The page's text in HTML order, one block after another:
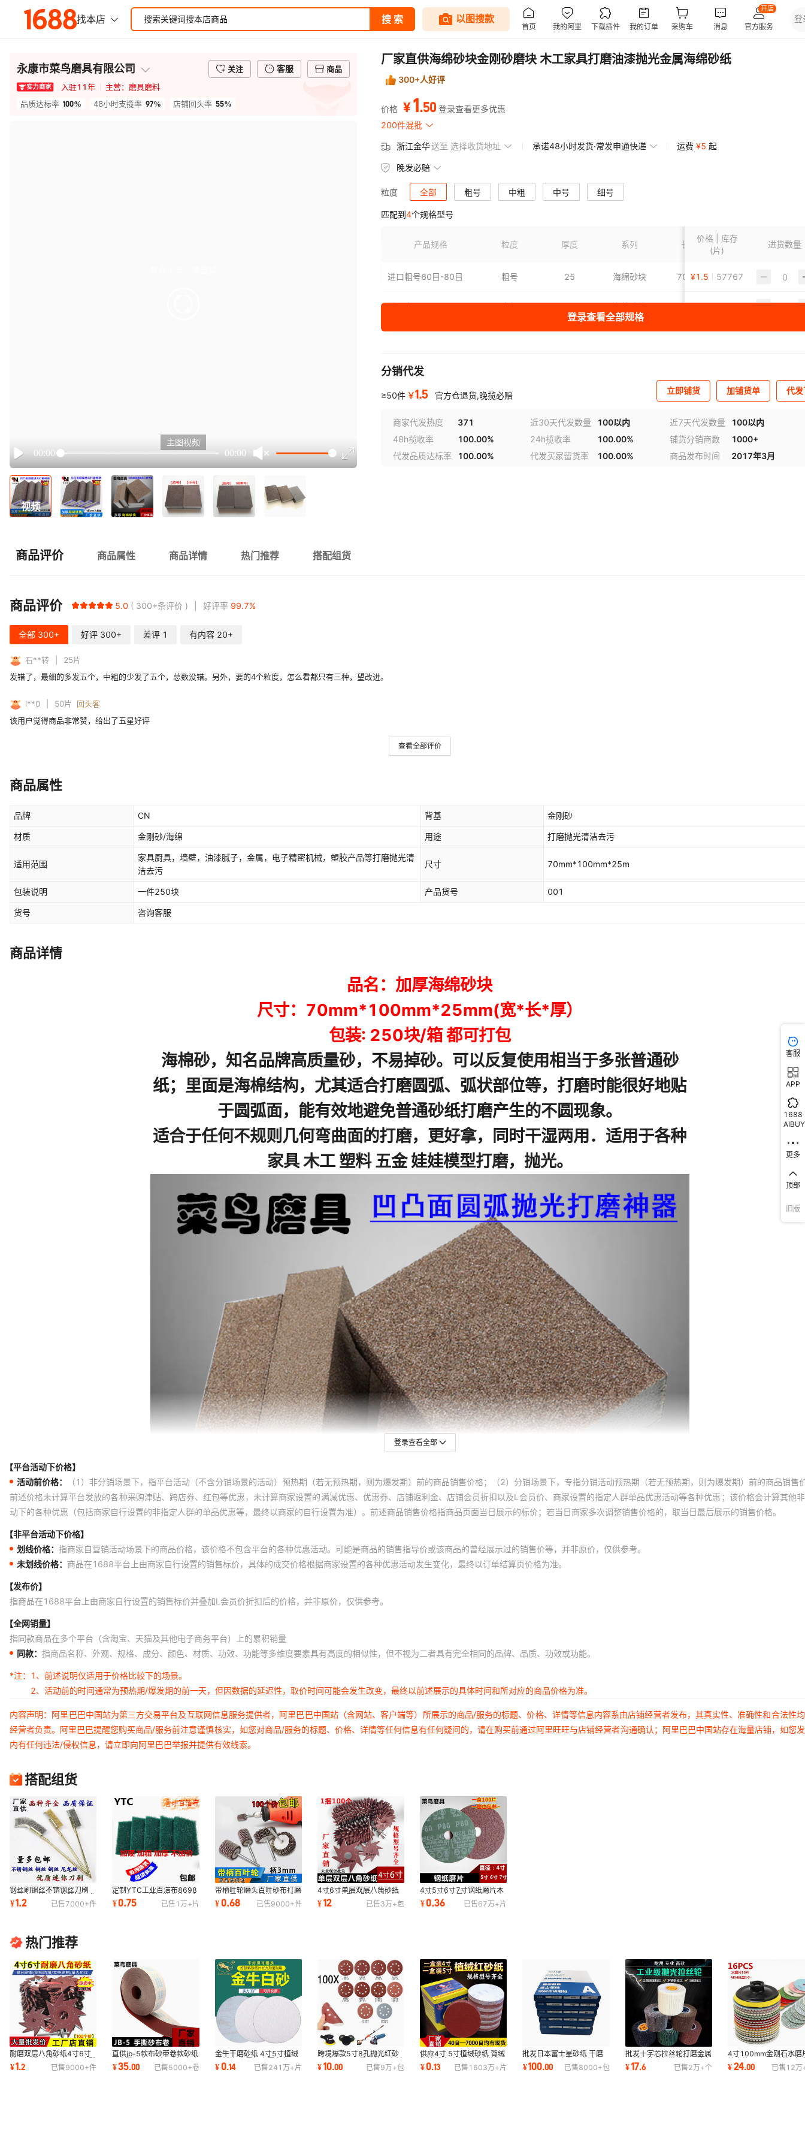
永康市菜鸟磨具有限公司 关注 客服
商品
入驻11年 主营： 磨具磨料
品质达标率 100% 48小时支揽率 97% 店铺回头率 55%
Play
00:00 00:00
主图视频
视频
厂家直供海绵砂块金刚砂磨块 木工家具打磨油漆抛光金属海绵砂纸
300+人好评
价格 ¥1.50 登录查看更多优惠
200件混批
浙江金华送至 选择收货地址 承诺48小时发货·常发申通快递 运费 ¥5 起
晚发必赔
粒度 全部 粗号 中粗 中号 细号
匹配到4个规格型号
产品规格 粒度 厚度 系列 长度
价格 | 库存
(片)
进货数量
进口粗号60目-80目 粗号 25 海绵砂块 70MM 100MM
¥1.5 57767
进口中号100目-180目 中粗 25 海绵砂块 70MM 100MM
¥1.5 57013
进口超细400目-600目
登录查看全部规格
分销代发
≥50件 ￥1.5 官方仓退货,晚揽必赔 立即铺货 加铺货单 代
商家代发热度 371 近30天代发数量 100以内 近7天代发数量
100以内
48h揽收率
100.00% 24h揽收率 100.00% 铺货分销商数
1000+
代发品质达标率
100.00% 代发买家留货率 100.00% 商品发布时间 2017年3月
商品评价 商品属性 商品详情 热门推荐 搭配组货
商品评价 5.0 300+条评价 好评率 99.7%
全部 300+ 好评 300+ 差评 1 有内容 20+
石**转 25片
发错了，最细的多发五个，中粗的少发了五个，总数没错。另外，要的4个粒度，怎么看都只有三种，望改进。
l**0 50片
回头客
该用户觉得商品非常赞，给出了五星好评
查看全部评价
商品属性
品牌 CN 背基 金刚砂
材质 金刚砂/海绵 用途 打磨抛光清洁去污
适用范围
家具厨具，墙壁，油漆腻子，金属，电子精密机械，塑胶产品等打磨抛光清
洁去污
尺寸 70mm*100mm*25m
包装说明 一件250块 产品货号 001
货号 咨询客服
商品详情
登录查看全部
【平台活动下价格】
活动前价格：
（1）非分销场景下，指平台活动（不含分销场景的活动）预热期（若无预热期，则为爆发期）前的商品销售价格；（2）分销场景下，专指分销活动预热期（若无预热期，则为爆发期）前的商品销售
前述价格未计算平台发放的各种采购津贴、跨店券、红包等优惠，未计算商家设置的满减优惠、优惠券、店铺返利金、店铺会员折扣以及L会员价、商家设置的指定人群单品优惠活动等各种优惠；该价格会计算其他
动下的各种优惠（包括商家自行设置的非指定人群的单品优惠等，最终以商家的自行设置为准）。前述商品销售价格指商品页面当日展示的标价；若当日商家多次调整销售价格的，取当日最后展示的销售价格。
【非平台活动下价格】
划线价格： 指商家自营销活动场景下的商品价格，该价格不包含平台的各种优惠活动。可能是商品的销售指导价或该商品的曾经展示过的销售价等，并非原价，仅供参考。
未划线价格： 商品在1688平台上由商家自行设置的销售标价，具体的成交价格根据商家设置的各种优惠活动发生变化，最终以订单结算页价格为准。
【发布价】
指商品在1688平台上由商家自行设置的销售标价并叠加L会员价折扣后的价格，并非原价，仅供参考。
【全网销量】
指同款商品在多个平台（含淘宝、天猫及其他电子商务平台）上的累积销量
同款： 指商品名称、外观、规格、成分、颜色、材质、功效、功能等多维度要素具有高度的相似性，但不视为二者具有完全相同的品牌、品质、功效或功能。
*注：
1、前述说明仅适用于价格比较下的场景。
2、活动前的时间通常为预热期/爆发期的前一天，但因数据的延迟性，取价时间可能会发生改变，最终以前述展示的具体时间和所对应的商品价格为准。
内容声明：阿里巴巴中国站为第三方交易平台及互联网信息服务提供者，阿里巴巴中国站（含网站、客户端等）所展示的商品/服务的标题、价格、详情等信息内容系由店铺经营者发布，其真实性、准确性和合法性
经营者负责。阿里巴巴提醒您购买商品/服务前注意谨慎核实，如您对商品/服务的标题、价格、详情等任何信息有任何疑问的，请在购买前通过阿里旺旺与店铺经营者沟通确认；阿里巴巴中国站存在海量店铺，如您
内有任何违法/侵权信息，请立即向阿里巴巴举报并提供有效线索。
搭配组货
钢丝刷铜丝不锈钢丝刀刷
手动文玩清洁工业除锈尼龙
小迷你铁刷子
¥1.2 已售7000+件
定制YTC工业百洁布8698
绿色加厚不锈钢抛光拉丝布
除锈菜瓜布抛光
¥0.75 已售 1万+片
带柄叶轮磨头百叶砂布打磨
头金属木工砂纸抛光轮千页
轮电磨头配件
¥0.68 已售9000+件
4寸6寸单层双层八角砂纸
八瓣砂木雕根雕缝隙抛光打
磨工具八角砂布
¥12 已售3万+包
4寸5寸6寸7寸钢纸磨片木
材抛光片金属打磨片角磨机
砂轮片砂纸磨片
¥0.36 已售67万+片
热门推荐
耐磨双层八角砂纸4寸6寸
单层八瓣砂纸片木工打磨雕
刻缝隙毛刺抛光
¥1.2 已售9000+件
直供jb-5软布砂带卷软砂纸
砂布卷4寸4.5寸6寸打磨砂
卷木工手撕布
¥35.00 已售5000+卷
金牛干磨砂纸 4寸5寸植绒
砂纸片 金属打磨圆盘白沙
纸打磨片拉绒片
¥0.14 已售241万+片
跨境爆款5寸8孔抛光红砂
砂纸125MM带孔墙面木材
打磨植绒片100pc套
¥10.00 已售9万+包
供应4寸 5寸植绒砂纸 背绒
片拉绒片 自粘砂纸片抛光
打磨圆盘砂纸
¥0.13 已售 1603万+片
批发日本富士星砂纸 干磨
砂纸白砂耐磨木工砂纸
120#-600#包邮
¥100.00 已售8000+包
批发十字芯拉丝轮打磨金属
不锈钢拉丝机抛光轮百洁布
拉丝轮尼龙轮
¥17.6 已售2万+个
4寸100mm金刚石水磨
软磨片16pcs石材打磨/
新片大理石抛光片
¥24.00 已售 12万
客服
APP
1688
AIBUY
更多
顶部
旧版